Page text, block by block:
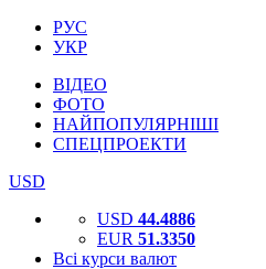
РУС
УКР
ВІДЕО
ФОТО
НАЙПОПУЛЯРНІШІ
СПЕЦПРОЕКТИ
USD
USD 44.4886
EUR 51.3350
Всі курси валют